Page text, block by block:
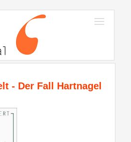
- Der Fall Hartnagel